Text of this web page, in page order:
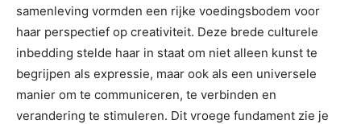
samenleving vormden een rijke voedingsbodem voor
haar perspectief op creativiteit. Deze brede culturele
inbedding stelde haar in staat om niet alleen kunst te
begrijpen als expressie, maar ook als een universele
manier om te communiceren, te verbinden en
verandering te stimuleren. Dit vroege fundament zie je